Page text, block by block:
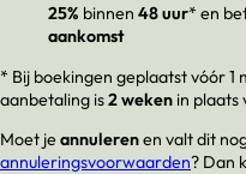
25% binnen 48 uur* en
aankomst
* Bij boekingen geplaatst vóór
aanbetaling is2 weken in plaats
Moet jeannulerenen valt dit
annuleringsvoorwaarden? Dan